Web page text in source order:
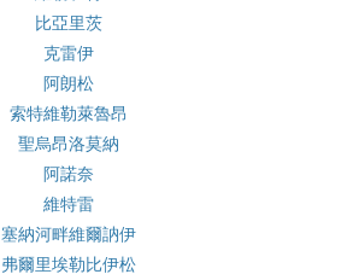
比亞里茨
克雷伊
阿朗松
索特維勒萊魯昂
聖烏昂洛莫納
阿諾奈
維特雷
塞納河畔維爾訥伊
弗爾里埃勒比伊松